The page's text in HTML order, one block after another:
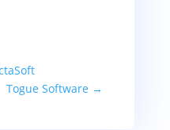
Togue Software →